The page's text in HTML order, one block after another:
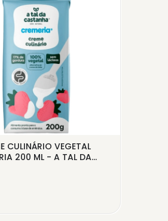
CULINÁRIO VEGETAL
200 ML - A TAL DA...